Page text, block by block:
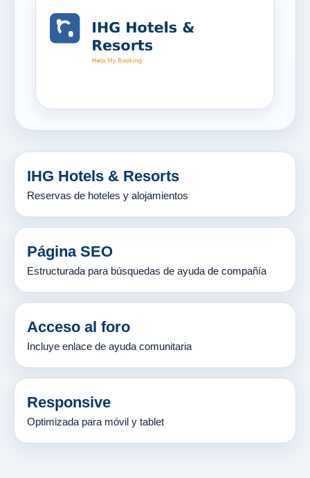
IHG Hotels & Resorts
Reservas de hoteles y alojamientos
Página SEO
Estructurada para búsquedas de ayuda de compañía
Acceso al foro
Incluye enlace de ayuda comunitaria
Responsive
Optimizada para móvil y tablet